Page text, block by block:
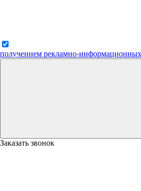
получением рекламно-
Заказать звонок